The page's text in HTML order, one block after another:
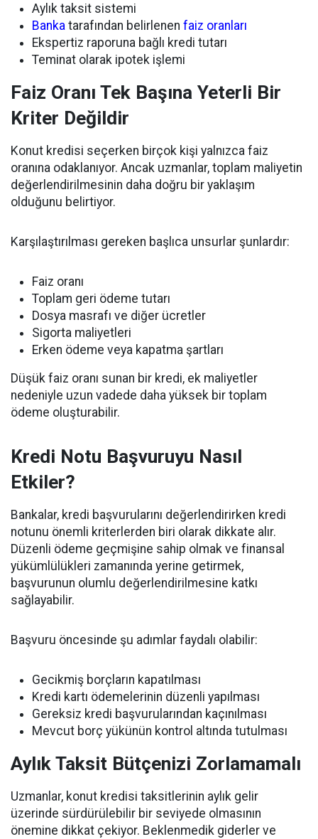
Aylık taksit sistemi
Banka tarafından belirlenen faiz oranları
Ekspertiz raporuna bağlı kredi tutarı
Teminat olarak ipotek işlemi
Faiz Oranı Tek Başına Yeterli Bir
Kriter Değildir
Konut kredisi seçerken birçok kişi yalnızca faiz
oranına odaklanıyor. Ancak uzmanlar, toplam maliyetin
değerlendirilmesinin daha doğru bir yaklaşım
olduğunu belirtiyor.
Karşılaştırılması gereken başlıca unsurlar şunlardır:
Faiz oranı
Toplam geri ödeme tutarı
Dosya masrafı ve diğer ücretler
Sigorta maliyetleri
Erken ödeme veya kapatma şartları
Düşük faiz oranı sunan bir kredi, ek maliyetler
nedeniyle uzun vadede daha yüksek bir toplam
ödeme oluşturabilir.
Kredi Notu Başvuruyu Nasıl
Etkiler?
Bankalar, kredi başvurularını değerlendirirken kredi
notunu önemli kriterlerden biri olarak dikkate alır.
Düzenli ödeme geçmişine sahip olmak ve finansal
yükümlülükleri zamanında yerine getirmek,
başvurunun olumlu değerlendirilmesine katkı
sağlayabilir.
Başvuru öncesinde şu adımlar faydalı olabilir:
Gecikmiş borçların kapatılması
Kredi kartı ödemelerinin düzenli yapılması
Gereksiz kredi başvurularından kaçınılması
Mevcut borç yükünün kontrol altında tutulması
Aylık Taksit Bütçenizi Zorlamamalı
Uzmanlar, konut kredisi taksitlerinin aylık gelir
üzerinde sürdürülebilir bir seviyede olmasının
önemine dikkat çekiyor. Beklenmedik giderler ve